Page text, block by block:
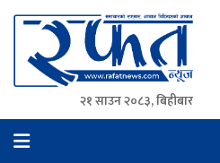
Rafat News
समाचारको रफ्तार, आवाज बिहिनहरुको
२१ साउन २०८३, बिहीबार